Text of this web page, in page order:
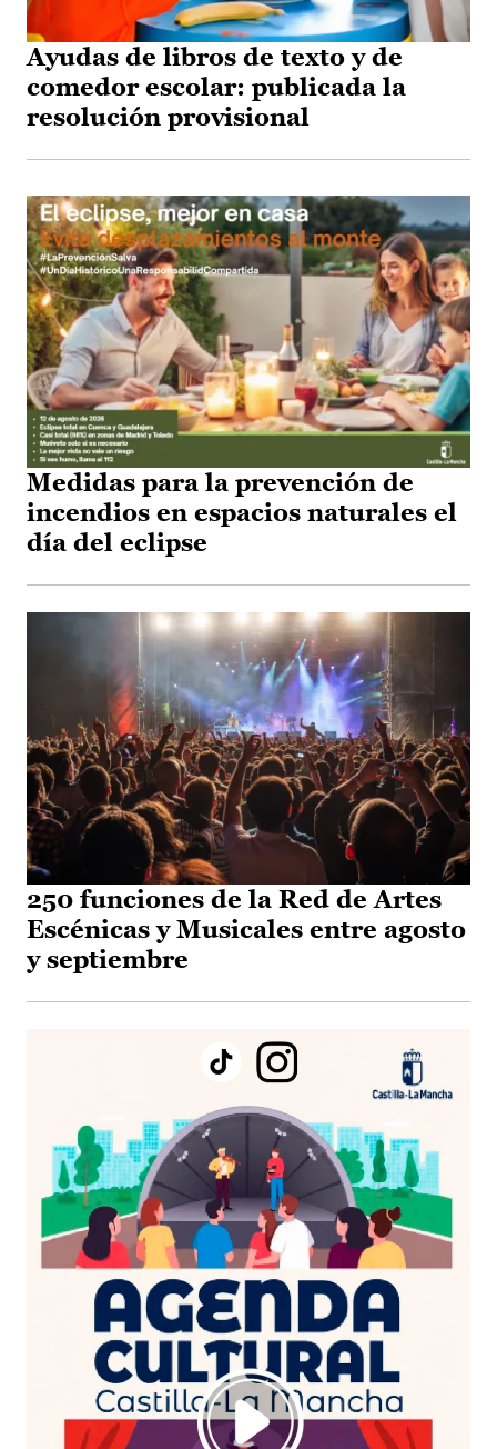
Ayudas de libros de texto y de
comedor escolar: publicada la
resolución provisional
Medidas para la prevención de
incendios en espacios naturales el
día del eclipse
250 funciones de la Red de Artes
Escénicas y Musicales entre agosto
y septiembre